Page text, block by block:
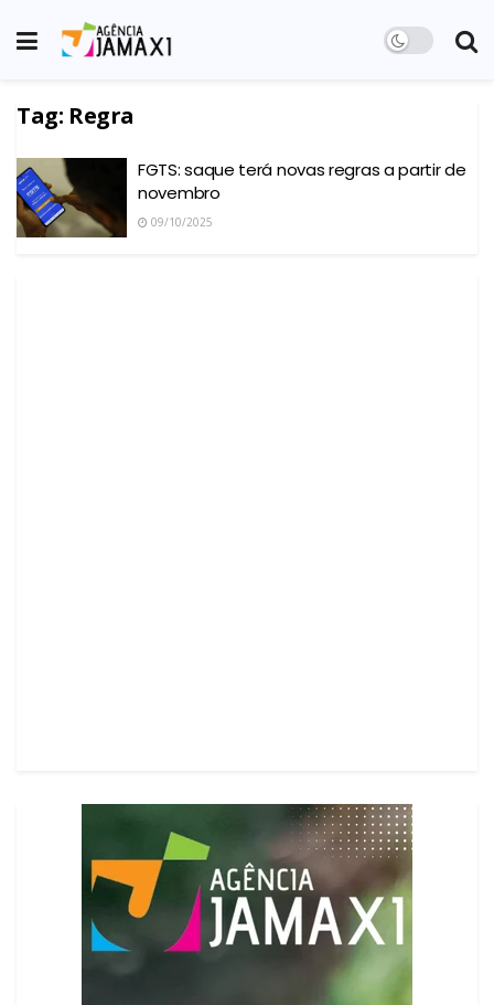
Tag: Regra
FGTS: saque terá novas regras a partir de
novembro
09/10/2025